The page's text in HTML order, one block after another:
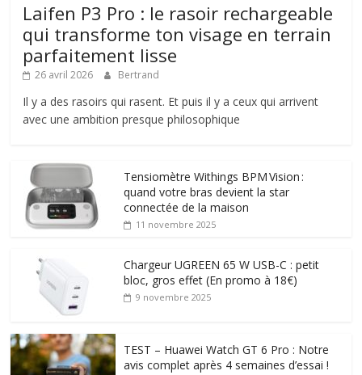
Laifen P3 Pro : le rasoir rechargeable
qui transforme ton visage en terrain
parfaitement lisse
26 avril 2026 Bertrand
Il y a des rasoirs qui rasent. Et puis il y a ceux qui arrivent
avec une ambition presque philosophique
Tensiomètre Withings BPM Vision :
quand votre bras devient la star
connectée de la maison
11 novembre 2025
Chargeur UGREEN 65 W USB-C : petit
bloc, gros effet (En promo à 18€)
9 novembre 2025
TEST – Huawei Watch GT 6 Pro : Notre
avis complet après 4 semaines d’essai !